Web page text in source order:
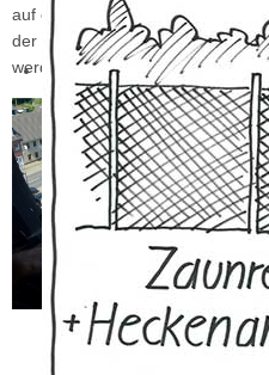
auf ca. 22 m Höhe, die
der Westuhr bei 38°C
werden.